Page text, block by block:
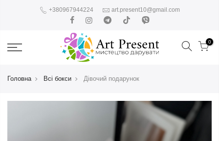
+380967944224 art.present10@gmail.com
0
Головна Всі бокси Дівочий подарунок